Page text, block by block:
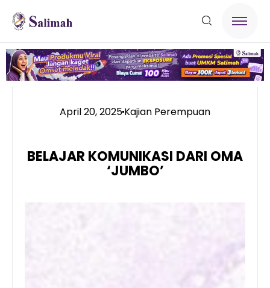
April 20, 2025Kajian Perempuan
BELAJAR KOMUNIKASI DARI OMA
‘JUMBO’